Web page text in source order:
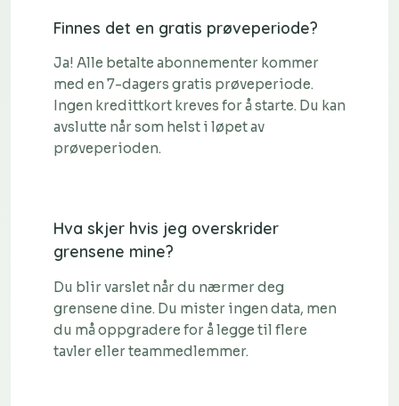
Finnes det en gratis prøveperiode?
Ja! Alle betalte abonnementer kommer
med en 7-dagers gratis prøveperiode.
Ingen kredittkort kreves for å starte. Du kan
avslutte når som helst i løpet av
prøveperioden.
Hva skjer hvis jeg overskrider
grensene mine?
Du blir varslet når du nærmer deg
grensene dine. Du mister ingen data, men
du må oppgradere for å legge til flere
tavler eller teammedlemmer.